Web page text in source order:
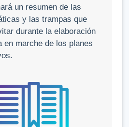
un resumen de las
y las trampas que
durante la elaboración
en marche de los planes